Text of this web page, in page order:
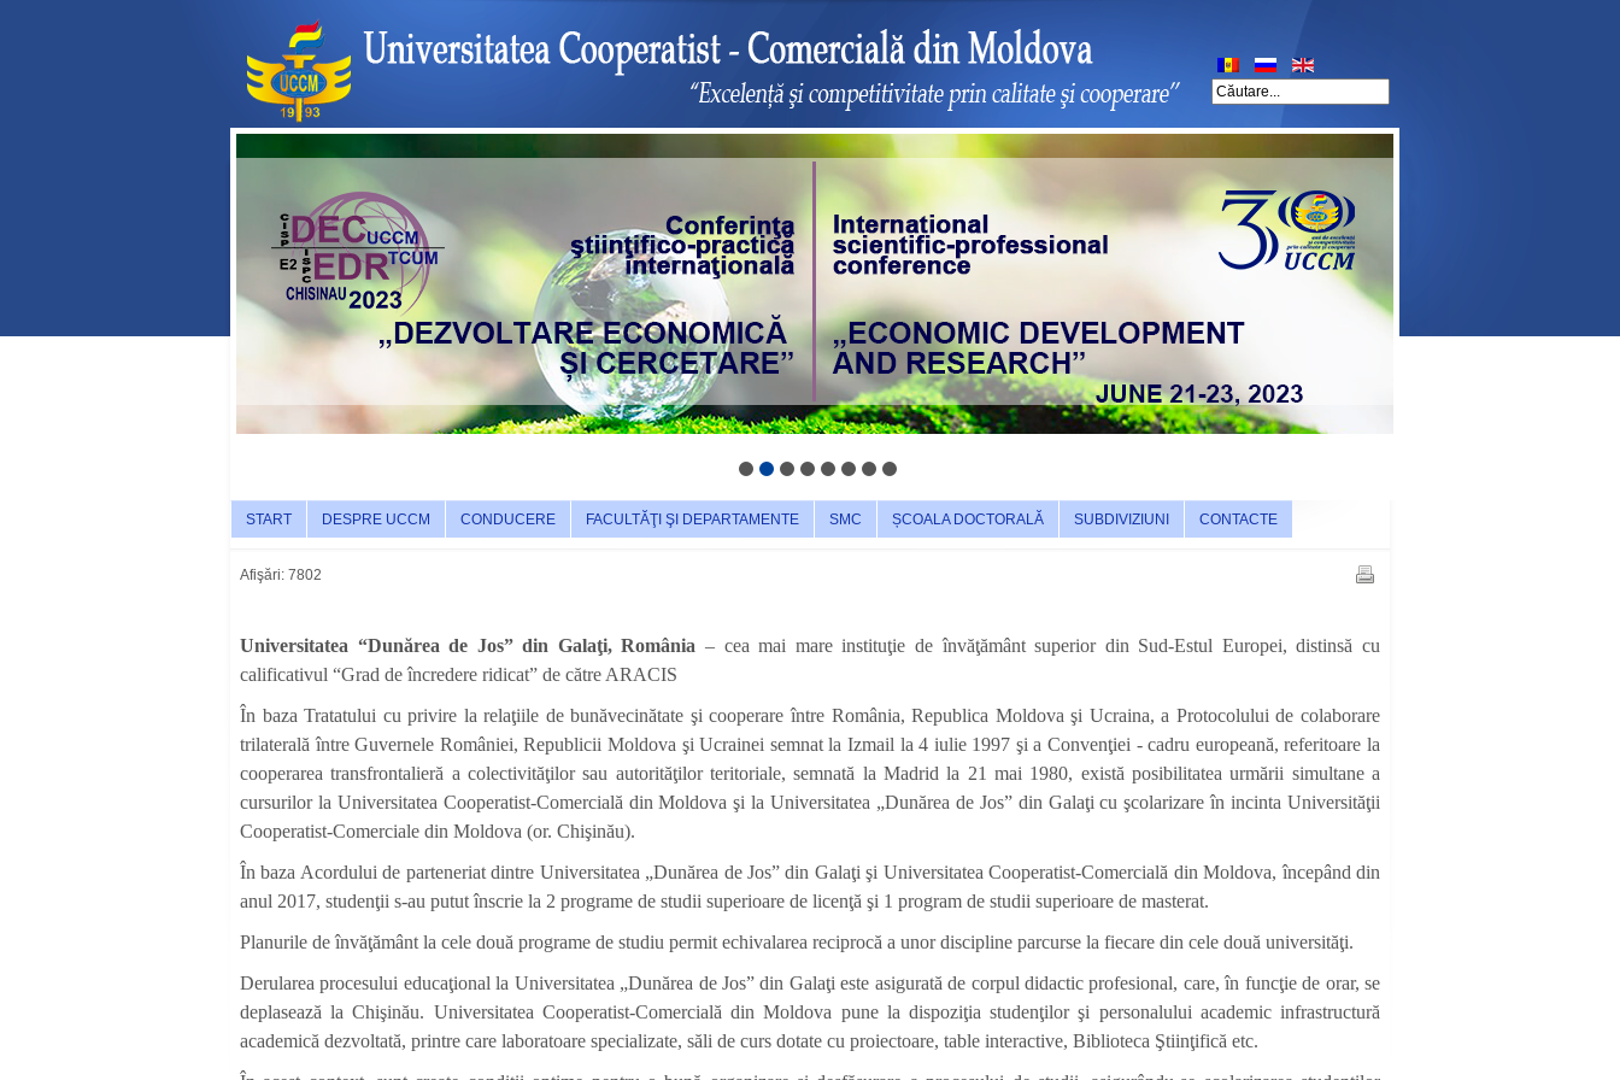
START DESPRE UCCM CONDUCERE FACULTĂŢI ŞI DEPARTAMENTE SMC ȘCOALA DOCTORALĂ SUBDIVIZIUNI CONTACTE
Afişări: 7802
Universitatea “Dunărea de Jos” din Galaţi, România – cea mai mare instituţie de învăţământ superior din Sud-Estul Europei, distinsă cu
calificativul “Grad de încredere ridicat” de către ARACIS
În baza Tratatului cu privire la relaţiile de bunăvecinătate şi cooperare între România, Republica Moldova şi Ucraina, a Protocolului de colaborare
trilaterală între Guvernele României, Republicii Moldova şi Ucrainei semnat la Izmail la 4 iulie 1997 şi a Convenţiei - cadru europeană, referitoare la
cooperarea transfrontalieră a colectivităţilor sau autorităţilor teritoriale, semnată la Madrid la 21 mai 1980, există posibilitatea urmării simultane a
cursurilor la Universitatea Cooperatist-Comercială din Moldova şi la Universitatea „Dunărea de Jos” din Galaţi cu şcolarizare în incinta Universităţii
Cooperatist-Comerciale din Moldova (or. Chişinău).
În baza Acordului de parteneriat dintre Universitatea „Dunărea de Jos” din Galaţi şi Universitatea Cooperatist-Comercială din Moldova, începând din
anul 2017, studenţii s-au putut înscrie la 2 programe de studii superioare de licenţă şi 1 program de studii superioare de masterat.
Planurile de învăţământ la cele două programe de studiu permit echivalarea reciprocă a unor discipline parcurse la fiecare din cele două universităţi.
Derularea procesului educaţional la Universitatea „Dunărea de Jos” din Galaţi este asigurată de corpul didactic profesional, care, în funcţie de orar, se
deplasează la Chişinău. Universitatea Cooperatist-Comercială din Moldova pune la dispoziţia studenţilor şi personalului academic infrastructură
academică dezvoltată, printre care laboratoare specializate, săli de curs dotate cu proiectoare, table interactive, Biblioteca Ştiinţifică etc.